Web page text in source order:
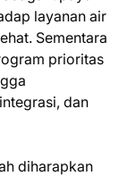
layanan air
Sementara
prioritas
dan
diharapkan